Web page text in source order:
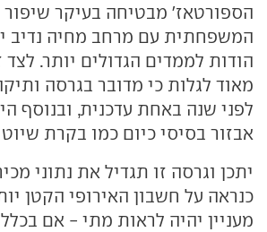
הספורטאז' מבטיחה בעיקר שיפור
המשפחתית עם מרחב מחיה נדיב
הודות לממדים הגדולים יותר.
מאוד לגלות כי מדובר בגרסה
לפני שנה באחת עדכנית, ובנוסף
אבזור בסיסי כיום כמו בקרת
יתכן וגרסה זו תגדיל את נתוני
כנראה על חשבון האירופי הקטן
מעניין יהיה לראות מתי - אם